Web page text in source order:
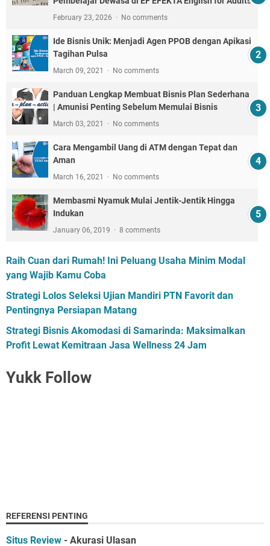
February 23, 2026 No comments
Ide Bisnis Unik: Menjadi Agen PPOB dengan Apikasi
Tagihan Pulsa
March 09, 2021 No comments
Panduan Lengkap Membuat Bisnis Plan Sederhana
| Amunisi Penting Sebelum Memulai Bisnis
March 03, 2021 No comments
Cara Mengambil Uang di ATM dengan Tepat dan
Aman
March 16, 2021 No comments
Membasmi Nyamuk Mulai Jentik-Jentik Hingga
Indukan
January 06, 2019 8 comments
Raih Cuan dari Rumah! Ini Peluang Usaha Minim Modal
yang Wajib Kamu Coba
Strategi Lolos Seleksi Ujian Mandiri PTN Favorit dan
Pentingnya Persiapan Matang
Strategi Bisnis Akomodasi di Samarinda: Maksimalkan
Profit Lewat Kemitraan Jasa Wellness 24 Jam
Yukk Follow
REFERENSI PENTING
Situs Review - Akurasi Ulasan